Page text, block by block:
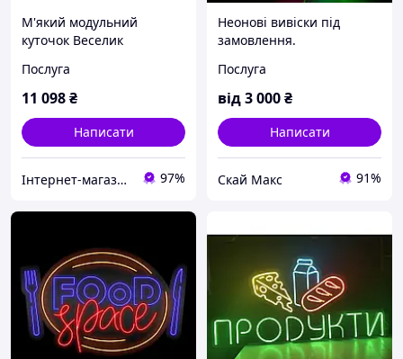
М'який модульний
куточок Веселик
Послуга
11 098₴
Написати
Інтернет-магазин"FANTIKI" 97%
Неонові вивіски під
замовлення.
Послуга
від3 000₴
Написати
Скай Макс 91%